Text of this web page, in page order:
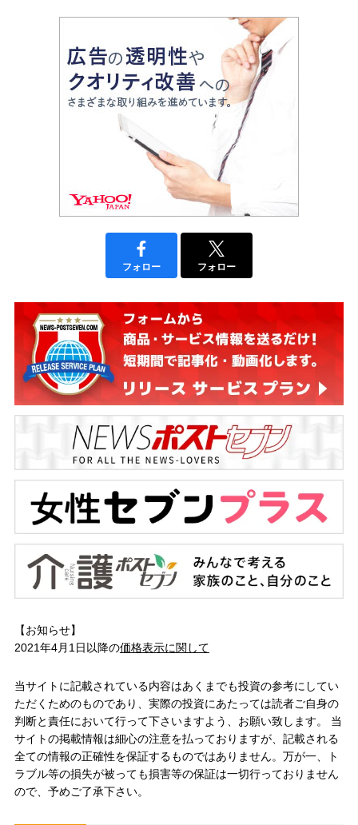
フォロー フォロー
【お知らせ】
2021年4月1日以降の価格表示に関して
当サイトに記載されている内容はあくまでも投資の参考にしてい
ただくためのものであり、実際の投資にあたっては読者ご自身の
判断と責任において行って下さいますよう、お願い致します。 当
サイトの掲載情報は細心の注意を払っておりますが、記載される
全ての情報の正確性を保証するものではありません。万が一、ト
ラブル等の損失が被っても損害等の保証は一切行っておりません
ので、予めご了承下さい。